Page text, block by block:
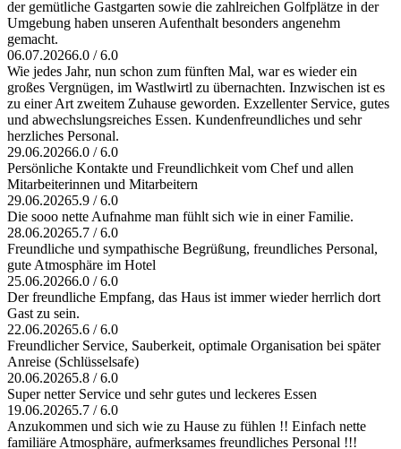
der gemütliche Gastgarten sowie die zahlreichen Golfplätze in der
Umgebung haben unseren Aufenthalt besonders angenehm
gemacht.
06.07.20266.0 / 6.0
Wie jedes Jahr, nun schon zum fünften Mal, war es wieder ein
großes Vergnügen, im Wastlwirtl zu übernachten. Inzwischen ist es
zu einer Art zweitem Zuhause geworden. Exzellenter Service, gutes
und abwechslungsreiches Essen. Kundenfreundliches und sehr
herzliches Personal.
29.06.20266.0 / 6.0
Persönliche Kontakte und Freundlichkeit vom Chef und allen
Mitarbeiterinnen und Mitarbeitern
29.06.20265.9 / 6.0
Die sooo nette Aufnahme man fühlt sich wie in einer Familie.
28.06.20265.7 / 6.0
Freundliche und sympathische Begrüßung, freundliches Personal,
gute Atmosphäre im Hotel
25.06.20266.0 / 6.0
Der freundliche Empfang, das Haus ist immer wieder herrlich dort
Gast zu sein.
22.06.20265.6 / 6.0
Freundlicher Service, Sauberkeit, optimale Organisation bei später
Anreise (Schlüsselsafe)
20.06.20265.8 / 6.0
Super netter Service und sehr gutes und leckeres Essen
19.06.20265.7 / 6.0
Anzukommen und sich wie zu Hause zu fühlen !! Einfach nette
familiäre Atmosphäre, aufmerksames freundliches Personal !!!